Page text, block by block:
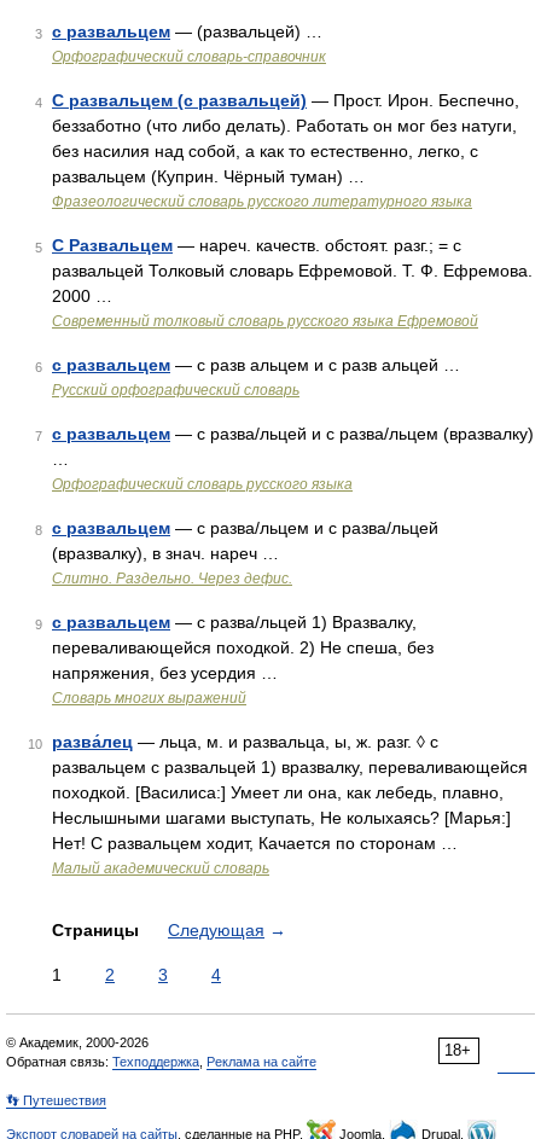
3 с развальцем — (развальцей) …
Орфографический словарь-справочник
4 С развальцем (с развальцей) — Прост. Ирон. Беспечно,
беззаботно (что либо делать). Работать он мог без натуги,
без насилия над собой, а как то естественно, легко, с
развальцем (Куприн. Чёрный туман) …
Фразеологический словарь русского литературного языка
5 С Развальцем — нареч. качеств. обстоят. разг.; = с
развальцей Толковый словарь Ефремовой. Т. Ф. Ефремова.
2000 …
Современный толковый словарь русского языка Ефремовой
6 с развальцем — с разв альцем и с разв альцей …
Русский орфографический словарь
7 с развальцем — с разва/льцей и с разва/льцем (вразвалку)
Орфографический словарь русского языка
8 с развальцем — с разва/льцем и с разва/льцей
(вразвалку), в знач. нареч …
Слитно. Раздельно. Через дефис.
9 с развальцем — с разва/льцей 1) Вразвалку,
переваливающейся походкой. 2) Не спеша, без
напряжения, без усердия …
Словарь многих выражений
10 разва́лец — льца, м. и развальца, ы, ж. разг. ◊ с
развальцем с развальцей 1) вразвалку, переваливающейся
походкой. [Василиса:] Умеет ли она, как лебедь, плавно,
Неслышными шагами выступать, Не колыхаясь? [Марья:]
Нет! С развальцем ходит, Качается по сторонам …
Малый академический словарь
Страницы Следующая →
1 2 3 4
18+
© Академик, 2000-2026
Обратная связь: Техподдержка Реклама на сайте
👣 Путешествия
Экспорт словарей на сайты , сделанные на PHP, Joomla, Drupal,